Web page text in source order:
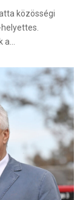
közösségi